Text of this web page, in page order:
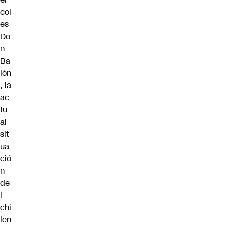
col
es
Do
n
Ba
lón
, la
ac
tu
al
sit
ua
ció
n
de
l
chi
len